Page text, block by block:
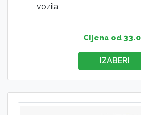
vozila
Cijena od
IZABERI